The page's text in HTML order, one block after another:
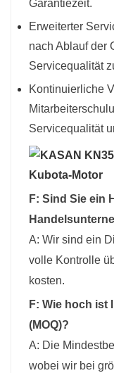
Garantiezeit.
Erweiterter
nach Ablauf der
Servicequalität
Kontinuierliche
Servicequalität
F: Sind Sie ein
A: Wir sind ein
volle Kontrolle
kosten.
F: Wie hoch ist
(MOQ)?
A: Die
wobei wir bei